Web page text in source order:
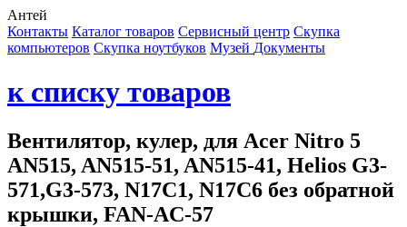
Антей
Контакты Каталог товаров Сервисный центр Cкупка
компьютеров Cкупка ноутбуков Музей Документы
к списку товаров
Вентилятор, кулер, для Acer Nitro 5
AN515, AN515-51, AN515-41, Helios G3-
571,G3-573, N17C1, N17C6 без обратной
крышки, FAN-AC-57